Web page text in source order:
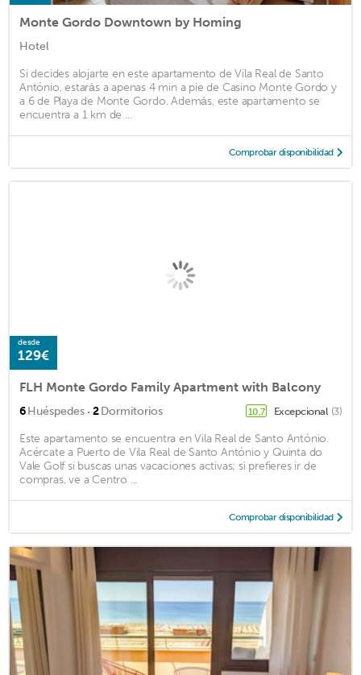
Monte Gordo Downtown by Homing
Hotel
Si decides alojarte en este apartamento de Vila Real de Santo
António, estarás a apenas 4 min a pie de Casino Monte Gordo y
a 6 de Playa de Monte Gordo. Además, este apartamento se
encuentra a 1 km de ...
Comprobar disponibilidad
desde
129€
FLH Monte Gordo Family Apartment with Balcony
6Huéspedes · 2Dormitorios 10,7 Excepcional (3)
Este apartamento se encuentra en Vila Real de Santo António.
Acércate a Puerto de Vila Real de Santo António y Quinta do
Vale Golf si buscas unas vacaciones activas; si prefieres ir de
compras, ve a Centro ...
Comprobar disponibilidad